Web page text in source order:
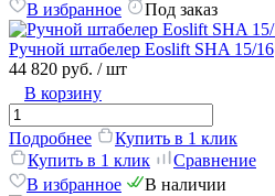
В избранное
Под заказ
Ручной штабелер Eoslift SHA 15/16
44 820 руб. / шт
В корзину
Подробнее
Купить в 1 клик
Купить в 1 клик
Сравнение
В избранное
В наличии